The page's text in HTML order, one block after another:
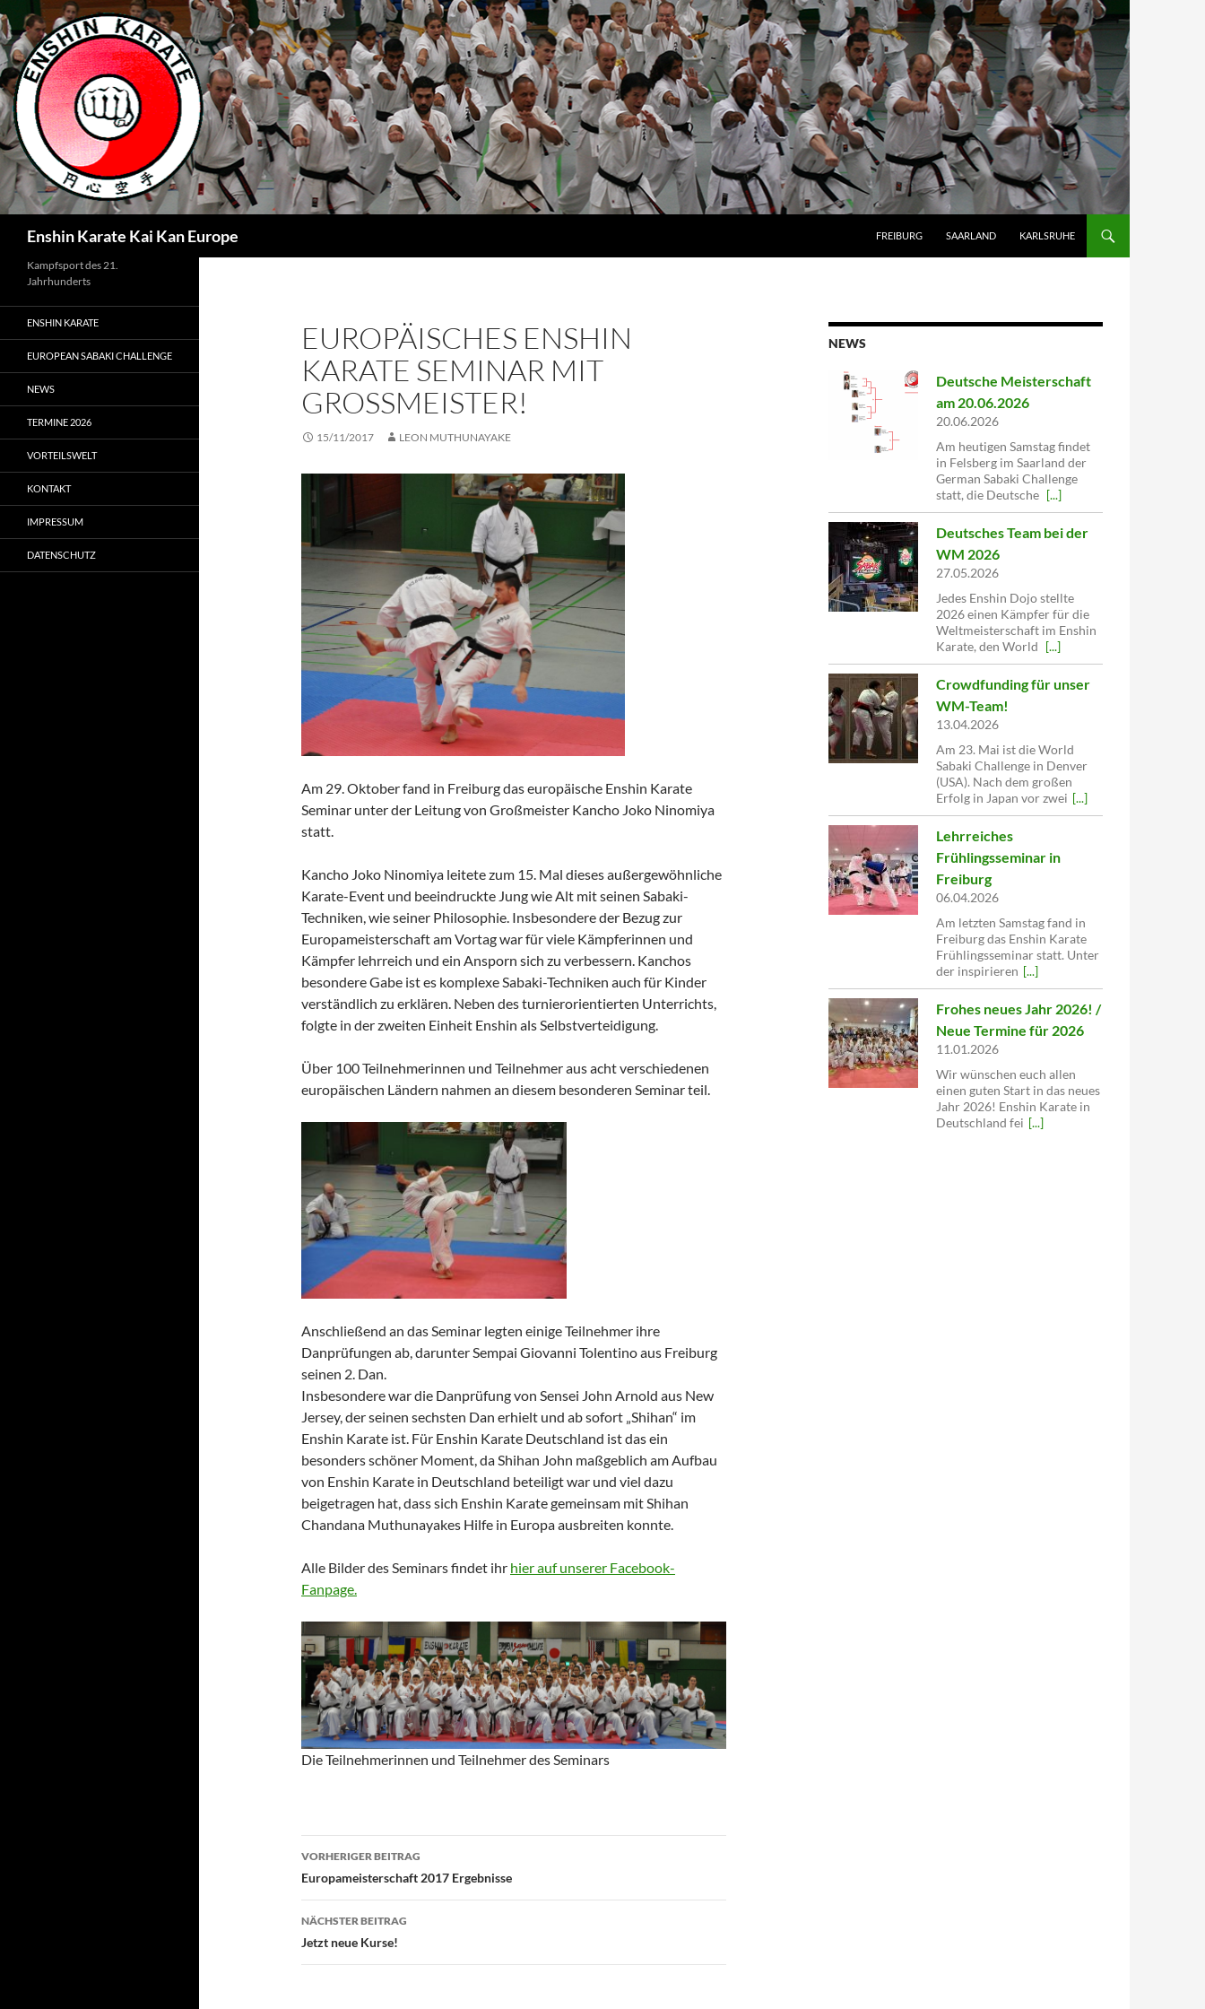
Zum
Inhalt
springen
Enshin Karate Kai Kan Europe FREIBURG SAARLAND KARLSRUHE
EUROPÄISCHES ENSHIN
KARATE SEMINAR MIT
GROSSMEISTER!
15/11/2017 LEON MUTHUNAYAKE
Am 29. Oktober fand in Freiburg das europäische Enshin Karate
Seminar unter der Leitung von Großmeister Kancho Joko Ninomiya
statt.
Kancho Joko Ninomiya leitete zum 15. Mal dieses außergewöhnliche
Karate-Event und beeindruckte Jung wie Alt mit seinen Sabaki-
Techniken, wie seiner Philosophie. Insbesondere der Bezug zur
Europameisterschaft am Vortag war für viele Kämpferinnen und
Kämpfer lehrreich und ein Ansporn sich zu verbessern. Kanchos
besondere Gabe ist es komplexe Sabaki-Techniken auch für Kinder
verständlich zu erklären. Neben des turnierorientierten Unterrichts,
folgte in der zweiten Einheit Enshin als Selbstverteidigung.
Über 100 Teilnehmerinnen und Teilnehmer aus acht verschiedenen
europäischen Ländern nahmen an diesem besonderen Seminar teil.
Anschließend an das Seminar legten einige Teilnehmer ihre
Danprüfungen ab, darunter Sempai Giovanni Tolentino aus Freiburg
seinen 2. Dan.
Insbesondere war die Danprüfung von Sensei John Arnold aus New
Jersey, der seinen sechsten Dan erhielt und ab sofort „Shihan“ im
Enshin Karate ist. Für Enshin Karate Deutschland ist das ein
besonders schöner Moment, da Shihan John maßgeblich am Aufbau
von Enshin Karate in Deutschland beteiligt war und viel dazu
beigetragen hat, dass sich Enshin Karate gemeinsam mit Shihan
Chandana Muthunayakes Hilfe in Europa ausbreiten konnte.
Alle Bilder des Seminars findet ihr hier auf unserer Facebook-
Fanpage.
Die Teilnehmerinnen und Teilnehmer des Seminars
Beitragsnavigation
VORHERIGER BEITRAG
Europameisterschaft 2017 Ergebnisse
NÄCHSTER BEITRAG
Jetzt neue Kurse!
NEWS
Deutsche Meisterschaft
am 20.06.2026
20.06.2026
Am heutigen Samstag findet
in Felsberg im Saarland der
German Sabaki Challenge
statt, die Deutsche [...]
Deutsches Team bei der
WM 2026
27.05.2026
Jedes Enshin Dojo stellte
2026 einen Kämpfer für die
Weltmeisterschaft im Enshin
Karate, den World [...]
Crowdfunding für unser
WM-Team!
13.04.2026
Am 23. Mai ist die World
Sabaki Challenge in Denver
(USA). Nach dem großen
Erfolg in Japan vor zwei [...]
Lehrreiches
Frühlingsseminar in
Freiburg
06.04.2026
Am letzten Samstag fand in
Freiburg das Enshin Karate
Frühlingsseminar statt. Unter
der inspirieren [...]
Frohes neues Jahr 2026! /
Neue Termine für 2026
11.01.2026
Wir wünschen euch allen
einen guten Start in das neues
Jahr 2026! Enshin Karate in
Deutschland fei [...]
Kampfsport des 21.
Jahrhunderts
ENSHIN KARATE
EUROPEAN SABAKI CHALLENGE
NEWS
TERMINE 2026
VORTEILSWELT
KONTAKT
IMPRESSUM
DATENSCHUTZ